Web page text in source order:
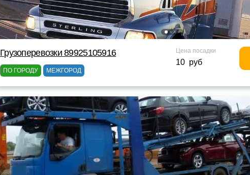
Грузоперевозки 89925105916
ПО ГОРОДУ МЕЖГОРОД
Цена посадки
10 руб